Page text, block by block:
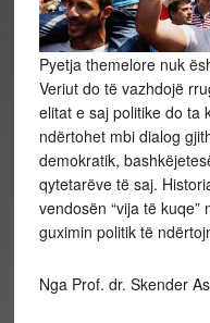
Pyetja themelore nuk
Veriut do të vazhdojë
elitat e saj politike do ta
ndërtohet mbi dialog
demokratik,
qytetarëve të saj.
vendosën “vija të
guximin politik të
Nga Prof. dr. Skender